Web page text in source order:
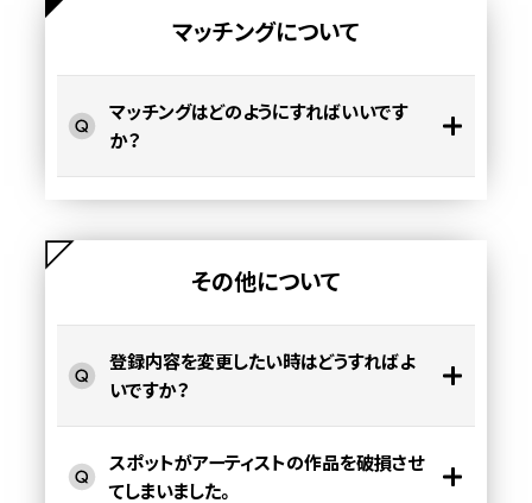
マッチングについて
マッチングはどのようにすればいいです
か？
その他について
登録内容を変更したい時はどうすればよ
いですか？
スポットがアーティストの作品を破損させ
てしまいました。